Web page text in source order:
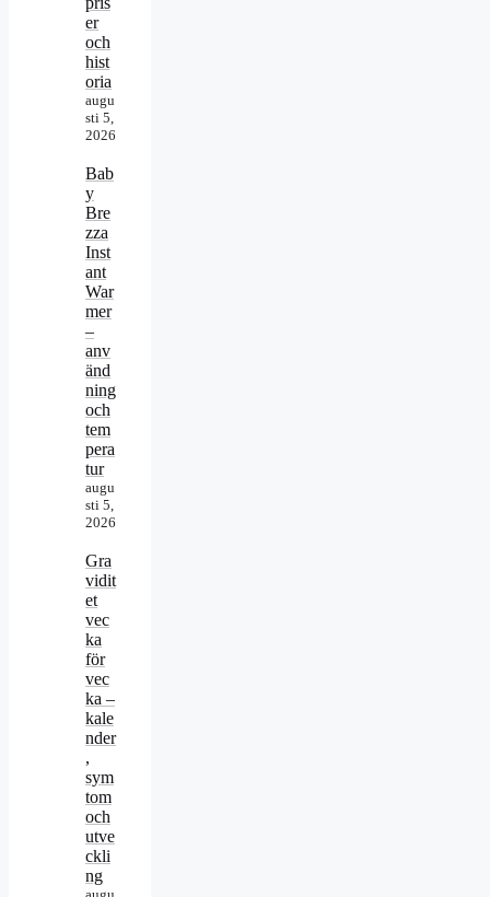
er
och
hist
oria
augu
sti 5,
2026
Bab
y
Bre
zza
Inst
ant
War
mer
–
anv
änd
ning
och
tem
pera
tur
augu
sti 5,
2026
Gra
vidit
et
vec
ka
för
vec
ka –
kale
nder
,
sym
tom
och
utve
ckli
ng